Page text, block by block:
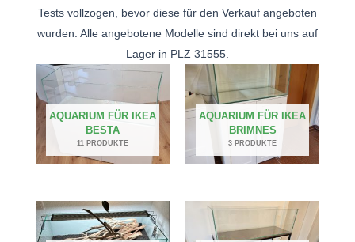
Tests vollzogen, bevor diese für den Verkauf angeboten
wurden. Alle angebotene Modelle sind direkt bei uns auf
Lager in PLZ 31555.
AQUARIUM FÜR IKEA
BESTA
11 PRODUKTE
AQUARIUM FÜR IKEA
BRIMNES
3 PRODUKTE